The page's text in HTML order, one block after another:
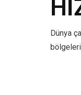
Dünya
bölgeleri